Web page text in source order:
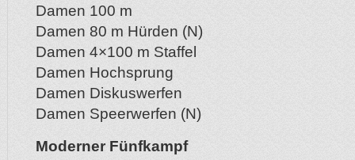
Damen 100 m
Damen 80 m Hürden (N)
Damen 4×100 m Staffel
Damen Hochsprung
Damen Diskuswerfen
Damen Speerwerfen (N)
Moderner Fünfkampf